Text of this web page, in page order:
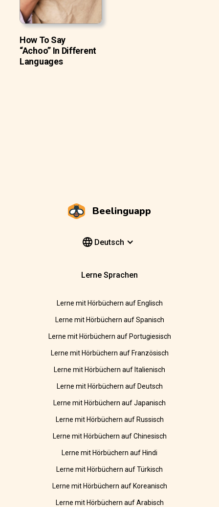
How To Say
“Achoo” In Different
Languages
Beelinguapp
Deutsch
Lerne Sprachen
Lerne mit Hörbüchern auf Englisch
Lerne mit Hörbüchern auf Spanisch
Lerne mit Hörbüchern auf Portugiesisch
Lerne mit Hörbüchern auf Französisch
Lerne mit Hörbüchern auf Italienisch
Lerne mit Hörbüchern auf Deutsch
Lerne mit Hörbüchern auf Japanisch
Lerne mit Hörbüchern auf Russisch
Lerne mit Hörbüchern auf Chinesisch
Lerne mit Hörbüchern auf Hindi
Lerne mit Hörbüchern auf Türkisch
Lerne mit Hörbüchern auf Koreanisch
Lerne mit Hörbüchern auf Arabisch